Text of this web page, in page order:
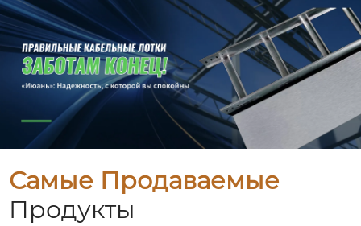
Самые Продаваемые
Продукты